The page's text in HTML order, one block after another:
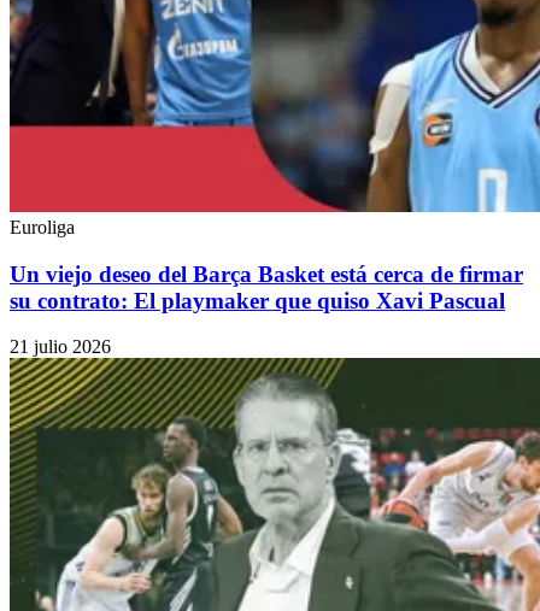
Euroliga
Un viejo deseo del Barça Basket está cerca de firmar
su contrato: El playmaker que quiso Xavi Pascual
21 julio 2026